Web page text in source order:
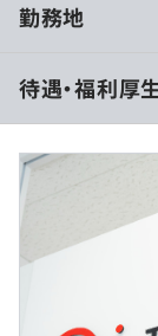
勤務地
待遇・福利厚
（※ 想定年収は